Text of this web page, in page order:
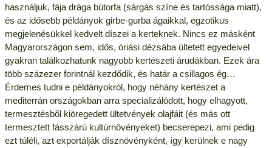
használjuk, fája drága bútorfa (sárgás színe és tartóssága miatt),
és az idősebb példányok girbe-gurba ágaikkal, egzotikus
megjelenésükkel kedvelt díszei a kerteknek. Nincs ez másként
Magyarországon sem, idős, óriási dézsába ültetett egyedeivel
gyakran találkozhatunk nagyobb kertészeti árudákban. Ezek ára
több százezer forintnál kezdődik, és határ a csillagos ég…
Érdemes tudni e példányokról, hogy néhány kertészet a
mediterrán országokban arra specializálódott, hogy elhagyott,
termesztésből kiöregedett ültetvények olajfáit (és más ott
termesztett fásszárú kultúrnövényeket) becserepezi, ami pedig
ezt túléli, azt exportálják dísznövényként, így kerülnek e nagy